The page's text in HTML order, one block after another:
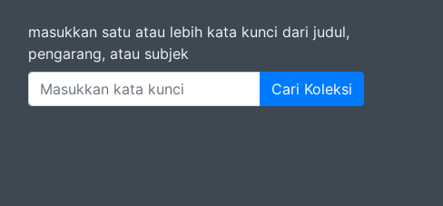
masukkan satu atau lebih kata kunci dari judul,
pengarang, atau subjek
Cari Koleksi